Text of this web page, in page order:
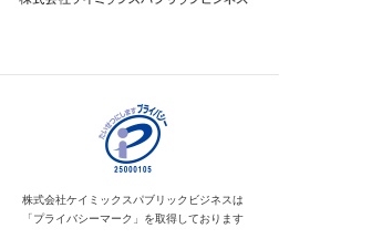
株式会社ケイミックス パブリックビジネスは
「プライバシーマーク」を取得しております